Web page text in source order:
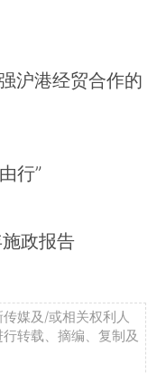
沪港经贸合作的
行”
政报告
媒及/或相关权利人
转载、摘编、复制及